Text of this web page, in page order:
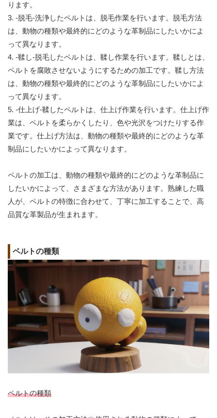
ります。
3. -脱毛-洗浄したペルトは、脱毛作業を行います。脱毛方法
は、動物の種類や最終的にどのような革制品にしたいかによ
って異なります。
4. -鞣し-脱毛したペルトは、鞣し作業を行います。鞣しとは、
ペルトを腐敗させないようにするための加工です。鞣し方法
は、動物の種類や最終的にどのような革制品にしたいかによ
って異なります。
5. -仕上げ-鞣したペルトは、仕上げ作業を行います。仕上げ作
業は、ペルトを柔らかくしたり、色や光沢をつけたりする作
業です。仕上げ方法は、動物の種類や最終的にどのような革
制品にしたいかによって異なります。
ペルトの加工は、動物の種類や最終的にどのような革制品に
したいかによって、さまざまな方法があります。熟練した職
人が、ペルトの特徴に合わせて、丁寧に加工することで、高
品質な革製品が生まれます。
ペルトの種類
ペルトの種類